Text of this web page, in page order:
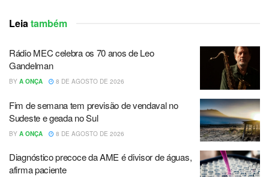
Leiatambém
Rádio MEC celebra os 70 anos de Leo
Gandelman
BY A ONÇA 8 DE AGOSTO DE 2026
Fim de semana tem previsão de vendaval no
Sudeste e geada no Sul
BY A ONÇA 8 DE AGOSTO DE 2026
Diagnóstico precoce da AME é divisor de águas,
afirma paciente